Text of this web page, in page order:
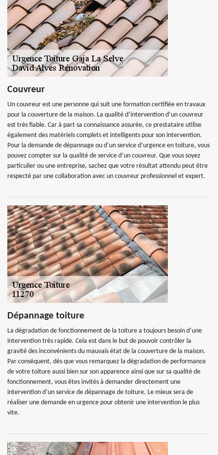
Couvreur
Un couvreur est une personne qui suit une formation certifiée en travaux
pour la couverture de la maison. La qualité d’intervention d’un couvreur
est très fiable. Car à part sa connaissance assurée, ce prestataire utilise
également des matériels complets et intelligents pour son intervention.
Pour la demande de dépannage ou d’un service d’urgence en toiture, vous
pouvez compter sur la qualité de service d’un couvreur. Que vous soyez
particulier ou une entreprise, sachez que votre résultat attendu peut être
respecté par une collaboration avec un couvreur professionnel et expert.
Dépannage toiture
La dégradation de fonctionnement de la toiture a toujours besoin d’une
intervention très rapide. Cela est dans le but de pouvoir contrôler la
gravité des inconvénients du mauvais état de la couverture de la maison.
Par conséquent, dès que vous remarquez la dégradation de performance
de votre toiture aussi bien sur son apparence ainsi que sur sa qualité de
fonctionnement, vous êtes invités à demander directement une
intervention d’un service de dépannage de toiture. Le mieux sera de
réaliser une demande en urgence pour obtenir une intervention le plus
vite.